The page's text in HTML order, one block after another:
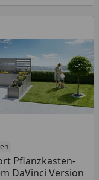
Pflanzkasten-
DaVinci Version